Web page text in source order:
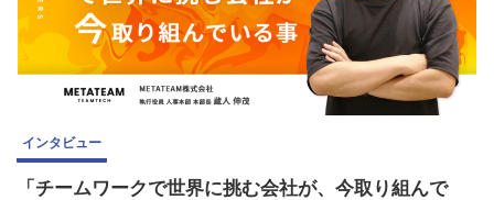
インタビュー
「チームワークで世界に挑む会社が、今取り組んで